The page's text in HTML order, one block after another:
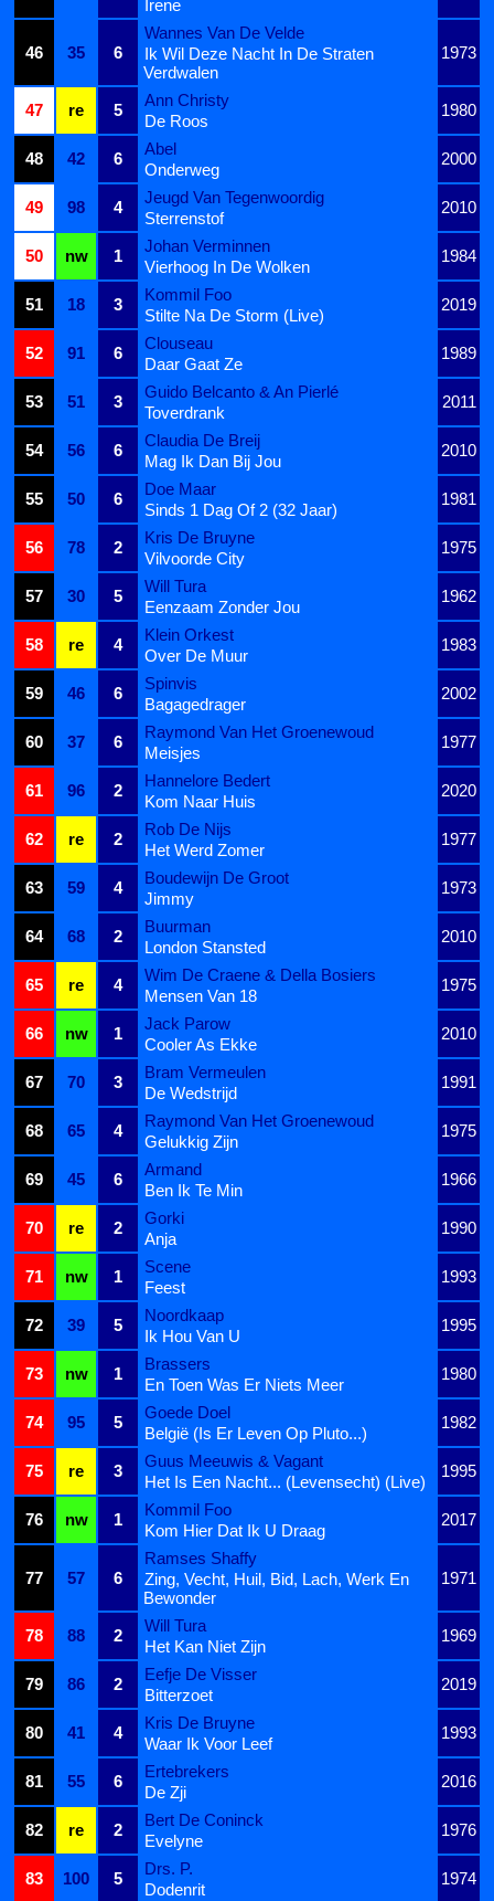
Irene
46 35 6
Wannes Van De Velde
1973
Ik Wil Deze Nacht In De Straten
Verdwalen
47
re 5
Ann Christy
1980
De Roos
48
42 6
Abel
2000
Onderweg
49
98 4
Jeugd Van Tegenwoordig
2010
Sterrenstof
50
nw 1
Johan Verminnen
1984
Vierhoog In De Wolken
51
18 3
Kommil Foo
2019
Stilte Na De Storm (Live)
52
91 6
Clouseau
1989
Daar Gaat Ze
53
51 3
Guido Belcanto & An Pierlé
2011
Toverdrank
54
56 6
Claudia De Breij
2010
Mag Ik Dan Bij Jou
55
50 6
Doe Maar
1981
Sinds 1 Dag Of 2 (32 Jaar)
56
78 2
Kris De Bruyne
1975
Vilvoorde City
57
30 5
Will Tura
1962
Eenzaam Zonder Jou
58
re 4
Klein Orkest
1983
Over De Muur
59
46 6
Spinvis
2002
Bagagedrager
60
37 6
Raymond Van Het Groenewoud
1977
Meisjes
61
96 2
Hannelore Bedert
2020
Kom Naar Huis
62
re 2
Rob De Nijs
1977
Het Werd Zomer
63
59 4
Boudewijn De Groot
1973
Jimmy
64
68 2
Buurman
2010
London Stansted
65
re 4
Wim De Craene & Della Bosiers
1975
Mensen Van 18
66
nw 1
Jack Parow
2010
Cooler As Ekke
67
70 3
Bram Vermeulen
1991
De Wedstrijd
68
65 4
Raymond Van Het Groenewoud
1975
Gelukkig Zijn
69
45 6
Armand
1966
Ben Ik Te Min
70
re 2
Gorki
1990
Anja
71
nw 1
Scene
1993
Feest
72
39 5
Noordkaap
1995
Ik Hou Van U
73
nw 1
Brassers
1980
En Toen Was Er Niets Meer
74
95 5
Goede Doel
1982
België (Is Er Leven Op Pluto...)
75
re 3
Guus Meeuwis & Vagant
1995
Het Is Een Nacht... (Levensecht) (Live)
76
nw 1
Kommil Foo
2017
Kom Hier Dat Ik U Draag
77 57 6
Ramses Shaffy
1971
Zing, Vecht, Huil, Bid, Lach, Werk En
Bewonder
78
88 2
Will Tura
1969
Het Kan Niet Zijn
79
86 2
Eefje De Visser
2019
Bitterzoet
80
41 4
Kris De Bruyne
1993
Waar Ik Voor Leef
81
55 6
Ertebrekers
2016
De Zji
82
re 2
Bert De Coninck
1976
Evelyne
83
100 5
Drs. P.
1974
Dodenrit